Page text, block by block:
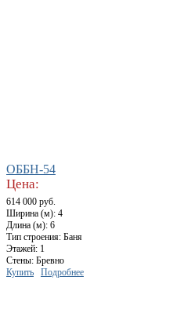
ОББН-54
Цена:
614 000 руб.
Ширина (м): 4
Длина (м): 6
Тип строения: Баня
Этажей: 1
Стены: Бревно
Купить
Подробнее